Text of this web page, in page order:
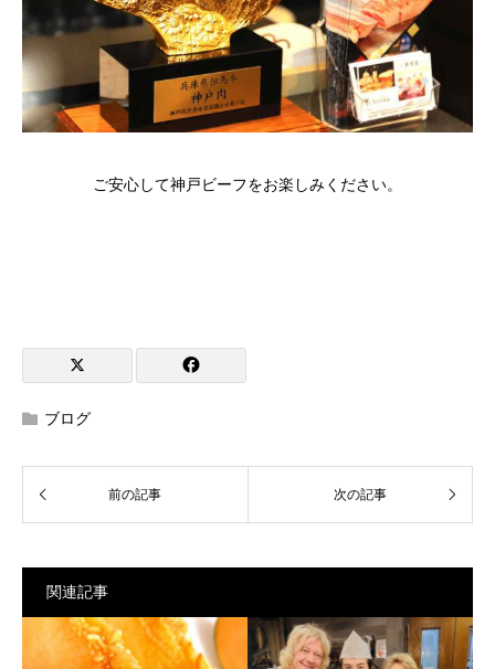
ご安心して神戸ビーフをお楽しみください。
ブログ
関連記事